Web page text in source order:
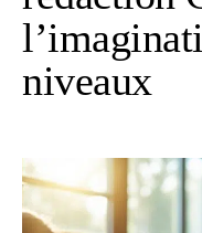
niveaux